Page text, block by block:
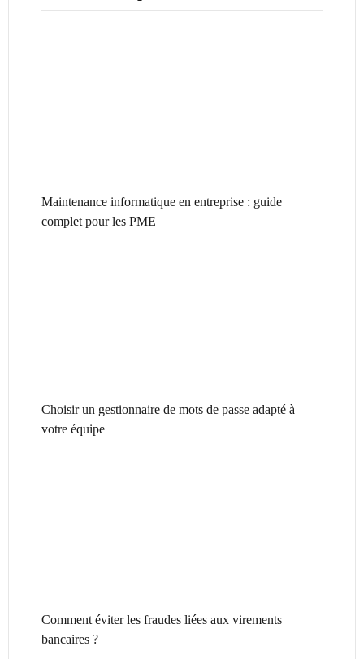
Maintenance informatique en entreprise : guide
complet pour les PME
Choisir un gestionnaire de mots de passe adapté à
votre équipe
Comment éviter les fraudes liées aux virements
bancaires ?